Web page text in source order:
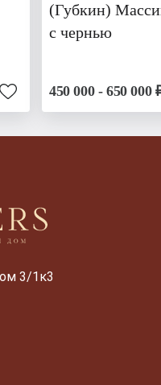
(Губкин)
с чернью
450 000 - 650 000
3/1к3